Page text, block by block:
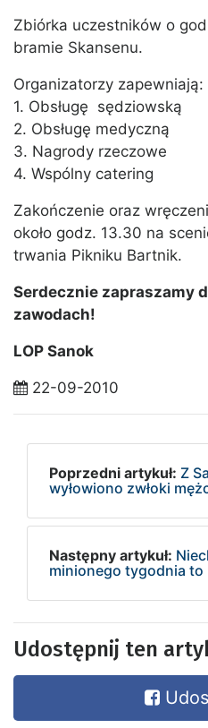
Zbiórka uczestników o
bramie Skansenu.
Organizatorzy zapewniają:
1. Obsługę sędziowską
2. Obsługę medyczną
3. Nagrody rzeczowe
4. Wspólny catering
Zakończenie oraz
około godz. 13.30 na
trwania Pikniku Bartnik.
Serdecznie zapraszamy
zawodach!
LOP Sanok
22-09-2010
Poprzedni artykuł: Z
wyłowiono zwłoki
Następny artykuł:
minionego tygodnia to
Udostępnij ten